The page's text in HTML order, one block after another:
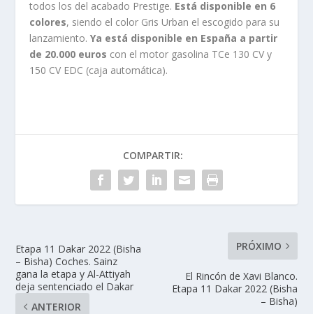
todos los del acabado Prestige. Está disponible en 6
colores, siendo el color Gris Urban el escogido para su
lanzamiento.Ya está disponible en España a partir
de 20.000 euros con el motor gasolina TCe 130 CV y
150 CV EDC (caja automática).
COMPARTIR:
Etapa 11 Dakar 2022 (Bisha
– Bisha) Coches. Sainz
gana la etapa y Al-Attiyah
deja sentenciado el Dakar
ANTERIOR
PRÓXIMO
El Rincón de Xavi Blanco.
Etapa 11 Dakar 2022 (Bisha
– Bisha)